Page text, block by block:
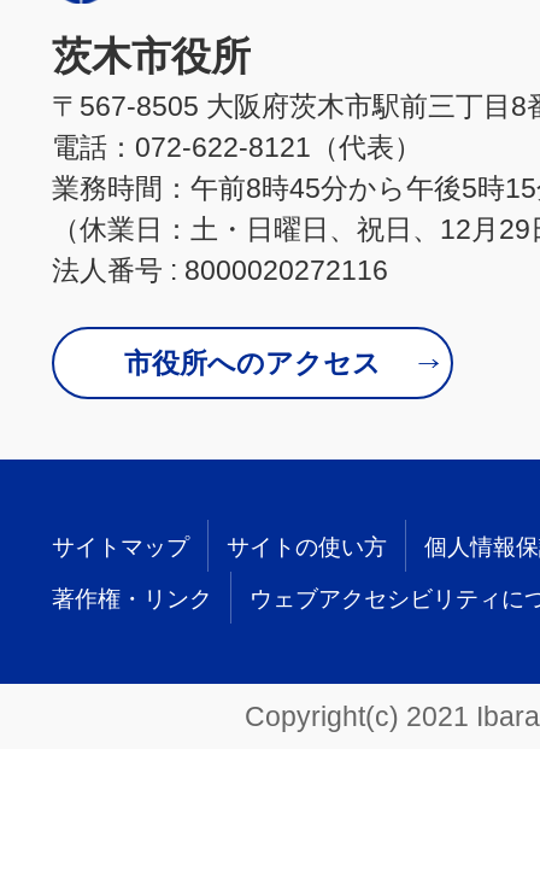
茨木市役所
〒567-8505 大阪府茨木市駅前三丁目8
電話：072-622-8121（代表）
業務時間：午前8時45分から午後5時
（休業日：土・日曜日、祝日、12月
法人番号 : 8000020272116
市役所へのアクセス
サイトマップ サイトの使い方 個人情報
著作権・リンク ウェブアクセシビリティに
Copyright(c) 2021